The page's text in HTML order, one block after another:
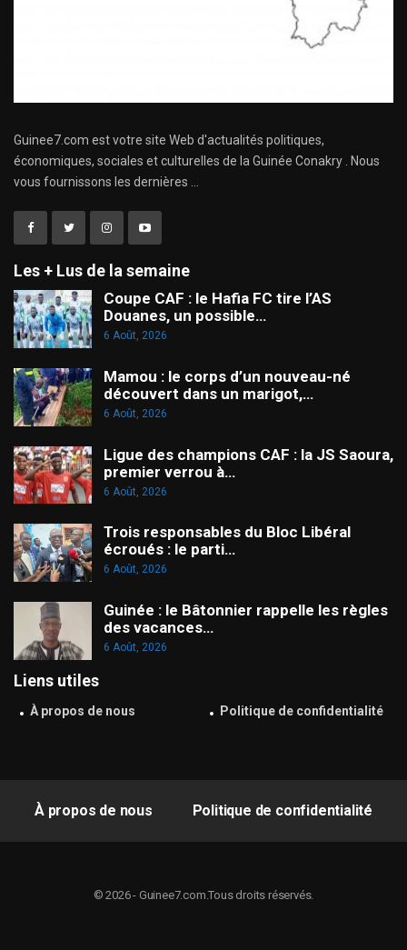
Guinee7.com est votre site Web d'actualités politiques,
économiques, sociales et culturelles de la Guinée Conakry . Nous
vous fournissons les dernières ...
Les + Lus de la semaine
Coupe CAF : le Hafia FC tire l’AS
Douanes, un possible…
6 Août, 2026
Mamou : le corps d’un nouveau-né
découvert dans un marigot,…
6 Août, 2026
Ligue des champions CAF : la JS Saoura,
premier verrou à…
6 Août, 2026
Trois responsables du Bloc Libéral
écroués : le parti…
6 Août, 2026
Guinée : le Bâtonnier rappelle les règles
des vacances…
6 Août, 2026
Liens utiles
À propos de nous Politique de confidentialité
À propos de nous Politique de confidentialité
© 2026 - Guinee7.com.Tous droits réservés.